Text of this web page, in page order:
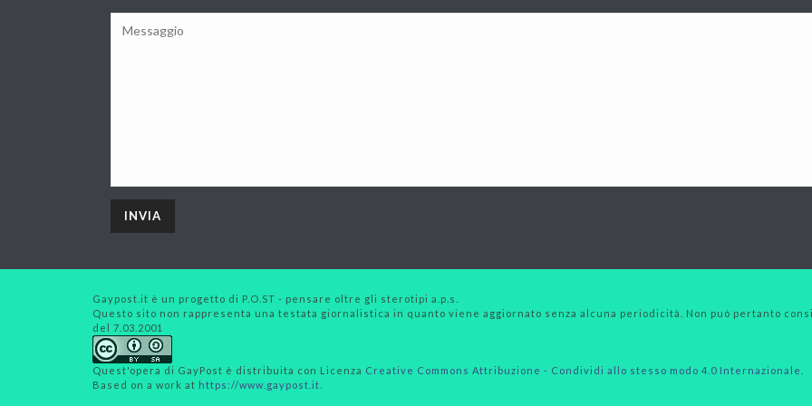
Gaypost.it è un progetto di P.O.ST - pensare oltre gli sterotipi a.p.s.
Questo sito non rappresenta una testata giornalistica in quanto viene aggiornato senza alcuna periodicità. Non può pertanto
del 7.03.2001
Quest'opera di GayPost è distribuita con Licenza Creative Commons Attribuzione - Condividi allo stesso modo 4.0 Internazionale
Based on a work at https://www.gaypost.it